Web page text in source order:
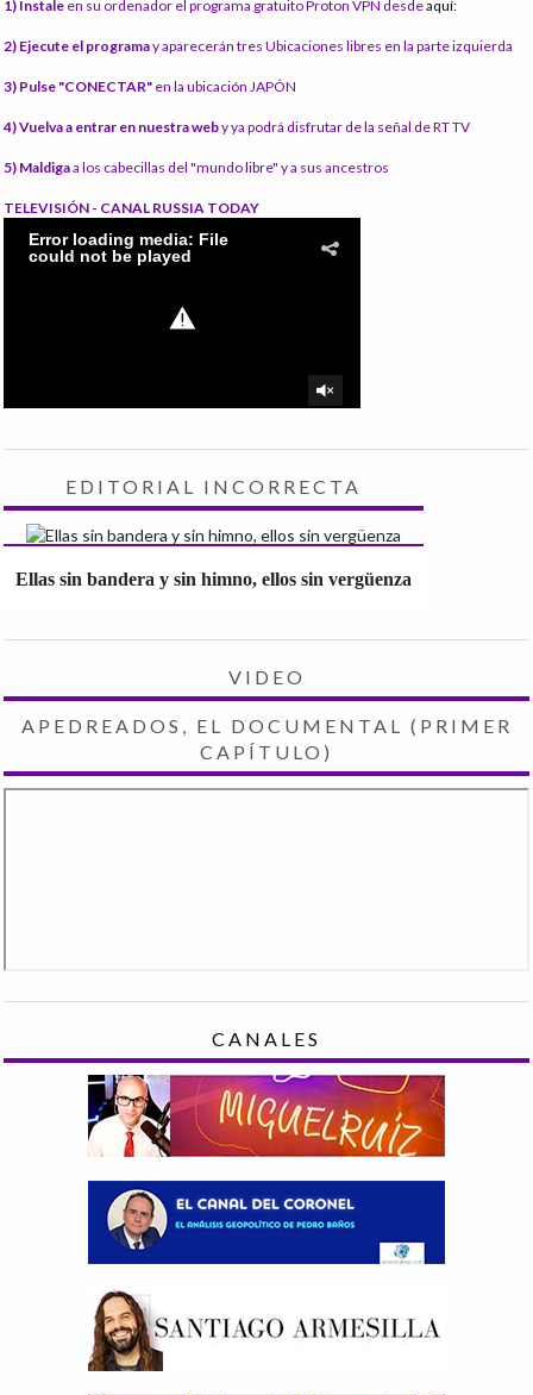
1) Instale en su ordenador el programa gratuito Proton VPN desdeaquí:
2) Ejecute el programay aparecerán tres Ubicaciones libres en la parte izquierda
3) Pulse "CONECTAR" en la ubicación JAPÓN
4) Vuelva a entrar en nuestra weby ya podrá disfrutar de la señal de RT TV
5) Maldigaa los cabecillas del "mundo libre" y a sus ancestros
TELEVISIÓN - CANAL RUSSIA TODAY
EDITORIAL INCORRECTA
Ellas sin bandera y sin himno, ellos sin vergüenza
VIDEO
APEDREADOS, EL DOCUMENTAL (PRIMER
CAPÍTULO)
CANALES